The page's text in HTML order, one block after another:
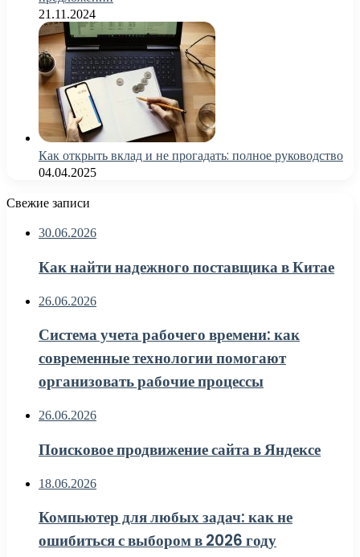
21.11.2024
Как открыть вклад и не прогадать: полное руководство
04.04.2025
Свежие записи
30.06.2026
Как найти надежного поставщика в Китае
26.06.2026
Система учета рабочего времени: как
современные технологии помогают
организовать рабочие процессы
26.06.2026
Поисковое продвижение сайта в Яндексе
18.06.2026
Компьютер для любых задач: как не
ошибиться с выбором в 2026 году